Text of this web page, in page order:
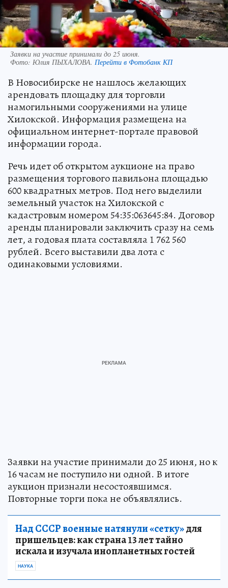
Заявки на участие принимали до 25 июня.
Фото: Юлия ПЫХАЛОВА. Перейти в Фотобанк КП
В Новосибирске не нашлось желающих
арендовать площадку для торговли
намогильными сооружениями на улице
Хилокской. Информация размещена на
официальном интернет-портале правовой
информации города.
Речь идет об открытом аукционе на право
размещения торгового павильона площадью
600 квадратных метров. Под него выделили
земельный участок на Хилокской с
кадастровым номером 54:35:063645:84. Договор
аренды планировали заключить сразу на семь
лет, а годовая плата составляла 1 762 560
рублей. Всего выставили два лота с
одинаковыми условиями.
Заявки на участие принимали до 25 июня, но к
16 часам не поступило ни одной. В итоге
аукцион признали несостоявшимся.
Повторные торги пока не объявлялись.
Над СССР военные натянули «сетку»для
пришельцев: как страна 13 лет тайно
искала и изучала инопланетных гостей
НАУКА